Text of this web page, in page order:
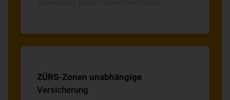
ZÜRS-Zonen unabhängige
Versicherung